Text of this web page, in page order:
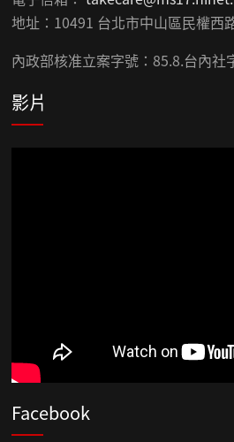
地址：10491 台北市中山區民權西
內政部核准立案字號：85.8.台內社
影片
Facebook